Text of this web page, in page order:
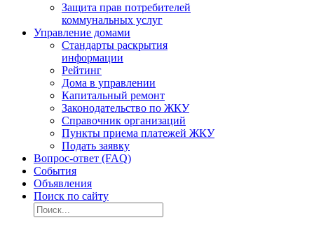
Защита прав потребителей
коммунальных услуг
Управление домами
Стандарты раскрытия
информации
Рейтинг
Дома в управлении
Капитальный ремонт
Законодательство по ЖКУ
Справочник организаций
Пункты приема платежей ЖКУ
Подать заявку
Вопрос-ответ (FAQ)
События
Объявления
Поиск по сайту